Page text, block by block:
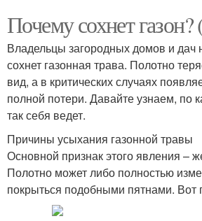
Почему сохнет
Владельцы загородных домов и дач
сохнет газонная трава. Полотно
вид, а в критических случаях
полной потери. Давайте узнаем, по
так себя ведет.
Причины усыхания газонной травы
Основной признак этого явления –
Полотно может либо полностью
покрыться подобными пятнами. Вот